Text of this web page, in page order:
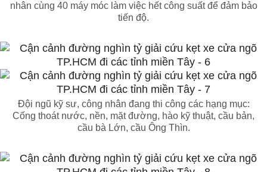
nhân cùng 40 máy móc làm việc hết công suất để đảm bảo
tiến độ.
Đội ngũ kỹ sư, công nhân đang thi công các hạng mục:
Cống thoát nước, nền, mặt đường, hào kỹ thuật, cầu bản,
cầu bà Lớn, cầu Ông Thìn.